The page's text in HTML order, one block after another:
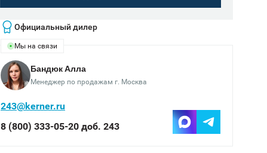
Официальный дилер
Мы на связи
Бандюк Алла
Менеджер по продажам г. Москва
243@kerner.ru
8 (800) 333-05-20 доб. 243